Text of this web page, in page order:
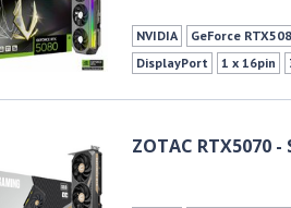
NVIDIA GeForce
DisplayPort
1 x 16pin
ZOTAC RTX5070 -